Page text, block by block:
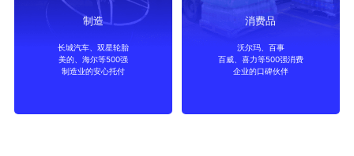
制造
制造
长城汽车、双星轮胎
美的、海尔等500强
制造业的安心托付
消费品
消费品
沃尔玛、百事
百威、喜力等500强消费
企业的口碑伙伴